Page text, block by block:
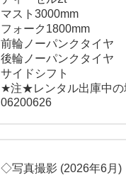
マスト3000mm
フォーク1800mm
前輪ノーパンクタイヤ
後輪ノーパンクタイヤ
サイドシフト
★注★レンタル出庫中の
06200626
◇写真撮影 (2026年6月)